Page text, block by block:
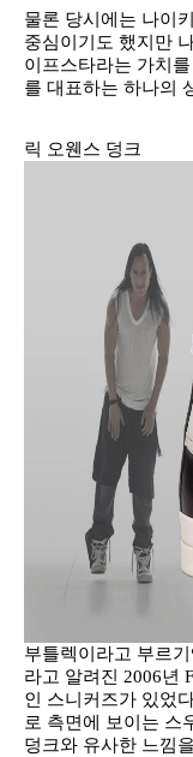
물론 당시에는 나이
중심이기도 했지만
이프스타라는 가치
를 대표하는 하나의
릭 오웬스 덩크
부틀렉이라고 부르
라고 알려진 2006년
인 스니커즈가 있었
로 측면에 보이는 스
덩크와 유사한 느낌